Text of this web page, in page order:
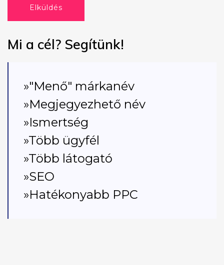
Elküldés
Mi a cél? Segítünk!
»"Menő" márkanév
»Megjegyezhető név
»Ismertség
»Több ügyfél
»Több látogató
»SEO
»Hatékonyabb PPC